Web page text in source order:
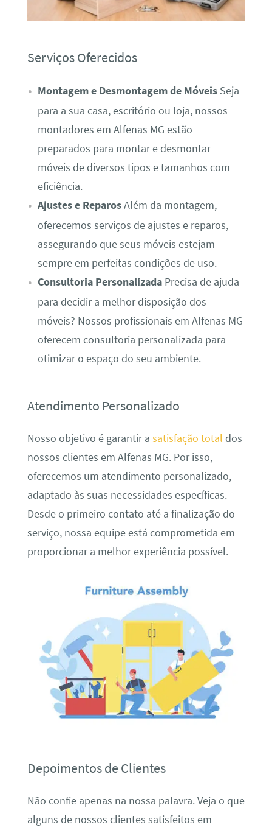
Serviços Oferecidos
Montagem e Desmontagem de MóveisSeja
para a sua casa, escritório ou loja, nossos
montadores em Alfenas MG estão
preparados para montar e desmontar
móveis de diversos tipos e tamanhos com
eficiência.
Ajustes e ReparosAlém da montagem,
oferecemos serviços de ajustes e reparos,
assegurando que seus móveis estejam
sempre em perfeitas condições de uso.
Consultoria PersonalizadaPrecisa de ajuda
para decidir a melhor disposição dos
móveis? Nossos profissionais em Alfenas MG
oferecem consultoria personalizada para
otimizar o espaço do seu ambiente.
Atendimento Personalizado
Nosso objetivo é garantir a satisfação total dos
nossos clientes em Alfenas MG. Por isso,
oferecemos um atendimento personalizado,
adaptado às suas necessidades específicas.
Desde o primeiro contato até a finalização do
serviço, nossa equipe está comprometida em
proporcionar a melhor experiência possível.
Depoimentos de Clientes
Não confie apenas na nossa palavra. Veja o que
alguns de nossos clientes satisfeitos em